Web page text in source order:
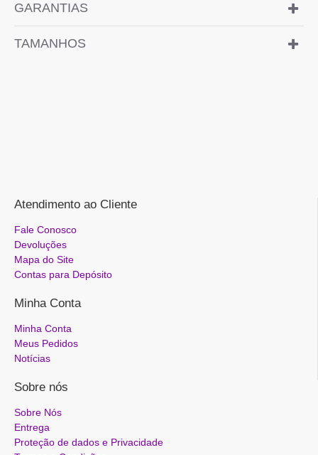
GARANTIAS
TAMANHOS
Atendimento ao Cliente
Fale Conosco
Devoluções
Mapa do Site
Contas para Depósito
Minha Conta
Minha Conta
Meus Pedidos
Notícias
Sobre nós
Sobre Nós
Entrega
Proteção de dados e Privacidade